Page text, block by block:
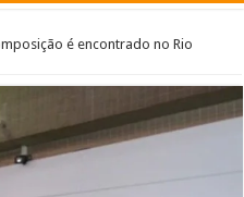
é encontrado no Rio